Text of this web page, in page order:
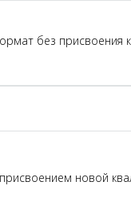
без присвоения
новой